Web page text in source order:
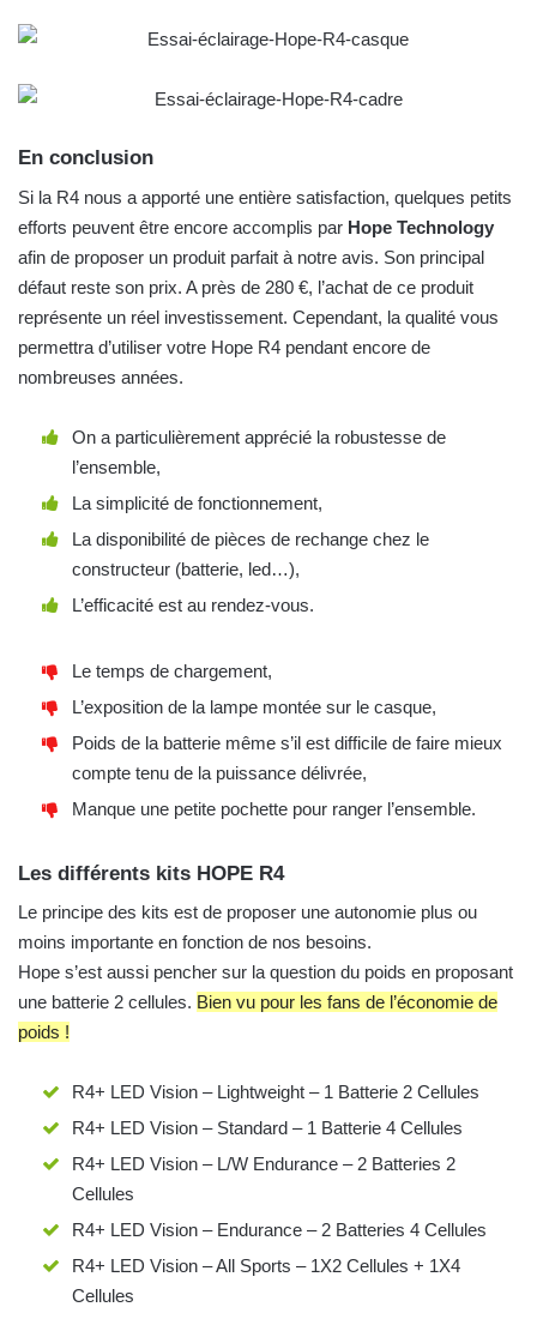
En conclusion
Si la R4 nous a apporté une entière satisfaction, quelques petits
efforts peuvent être encore accomplis par Hope Technology
afin de proposer un produit parfait à notre avis. Son principal
défaut reste son prix. A près de 280 €, l’achat de ce produit
représente un réel investissement. Cependant, la qualité vous
permettra d’utiliser votre Hope R4 pendant encore de
nombreuses années.
On a particulièrement apprécié la robustesse de
l’ensemble,
La simplicité de fonctionnement,
La disponibilité de pièces de rechange chez le
constructeur (batterie, led…),
L’efficacité est au rendez-vous.
Le temps de chargement,
L’exposition de la lampe montée sur le casque,
Poids de la batterie même s’il est difficile de faire mieux
compte tenu de la puissance délivrée,
Manque une petite pochette pour ranger l’ensemble.
Les différents kits HOPE R4
Le principe des kits est de proposer une autonomie plus ou
moins importante en fonction de nos besoins.
Hope s’est aussi pencher sur la question du poids en proposant
une batterie 2 cellules. Bien vu pour les fans de l’économie de
poids !
R4+ LED Vision – Lightweight – 1 Batterie 2 Cellules
R4+ LED Vision – Standard – 1 Batterie 4 Cellules
R4+ LED Vision – L/W Endurance – 2 Batteries 2
Cellules
R4+ LED Vision – Endurance – 2 Batteries 4 Cellules
R4+ LED Vision – All Sports – 1X2 Cellules + 1X4
Cellules